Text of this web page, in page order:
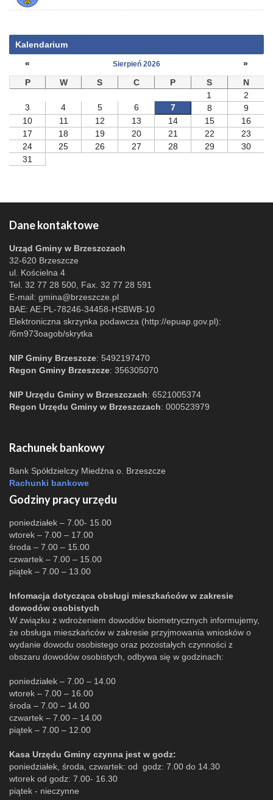
Kalendarium
«
Sierpień 2026
»
P
W S C P S
N
1
2
3
4 5 6 7 8
9
10
11 12 13 14 15
16
17
18 19 20 21 22
23
24
25 26 27 28 29
30
31
Dane kontaktowe
Urząd Gminy w Brzeszczach
32-620 Brzeszcze
ul. Kościelna 4
Tel. 32 77 28 500, Fax. 32 77 28 591
E-mail: gmina@brzeszcze.pl
BAE: AE:PL-78246-34458-HSBWB-10
Elektroniczna skrzynka podawcza (http://epuap.gov.pl):
/6m973oagob/skrytka
NIP Gminy Brzeszcze: 5492197470
Regon Gminy Brzeszcze: 356305070
NIP Urzędu Gminy w Brzeszczach: 6521005374
Regon Urzędu Gminy w Brzeszczach: 000523979
Rachunek bankowy
Bank Spółdzielczy Miedźna o. Brzeszcze
Rachunki bankowe
Godziny pracy urzędu
poniedziałek – 7.00- 15.00
wtorek – 7.00 – 17.00
środa – 7.00 – 15.00
czwartek – 7.00 – 15.00
piątek – 7.00 – 13.00
Infomacja dotycząca obsługi mieszkańców w zakresie
dowodów osobistych
W związku z wdrożeniem dowodów biometrycznych informujemy,
że obsługa mieszkańców w zakresie przyjmowania wniosków o
wydanie dowodu osobistego oraz pozostałych czynności z
obszaru dowodów osobistych, odbywa się w godzinach:
poniedziałek – 7.00 – 14.00
wtorek – 7.00 – 16.00
środa – 7.00 – 14.00
czwartek – 7.00 – 14.00
piątek – 7.00 – 12.00
Kasa Urzędu Gminy czynna jest w godz:
poniedziałek, środa, czwartek: od godz: 7.00 do 14.30
wtorek od godz: 7.00- 16.30
piątek - nieczynne